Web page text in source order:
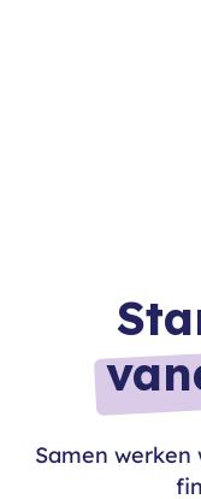
Samen